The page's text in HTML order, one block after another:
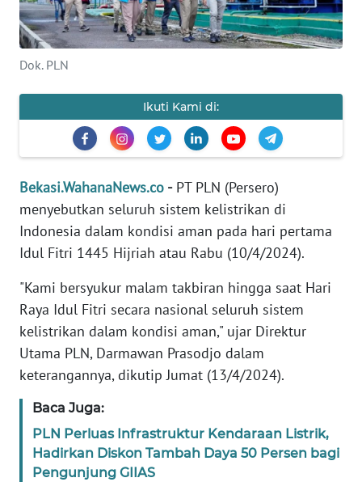
Dok. PLN
Ikuti Kami di:
Bekasi.WahanaNews.co -PT PLN (Persero)
menyebutkan seluruh sistem kelistrikan di
Indonesia dalam kondisi aman pada hari pertama
Idul Fitri 1445 Hijriah atau Rabu (10/4/2024).
"Kami bersyukur malam takbiran hingga saat Hari
Raya Idul Fitri secara nasional seluruh sistem
kelistrikan dalam kondisi aman," ujar Direktur
Utama PLN, Darmawan Prasodjo dalam
keterangannya, dikutip Jumat (13/4/2024).
Baca Juga:
PLN Perluas Infrastruktur Kendaraan Listrik,
Hadirkan Diskon Tambah Daya 50 Persen bagi
Pengunjung GIIAS
KAMI
INFO
IKLAN
MEDIA
SIBER
REDAKSI
KARIR
DISCLAIMER
Wahana
Regional
WN
SUMUT